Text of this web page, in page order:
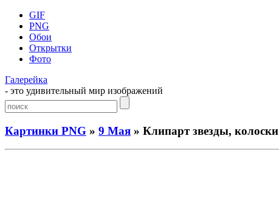
GIF
PNG
Обои
Открытки
Фото
Галерейка
- это удивительный мир изображений
Картинки PNG » 9 Мая » Клипарт звезды, колоски